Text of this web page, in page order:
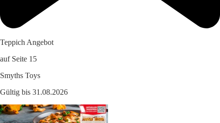
Teppich Angebot
auf Seite 15
Smyths Toys
Gültig bis 31.08.2026